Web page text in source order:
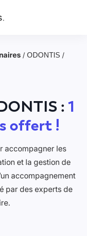
/ ODONTIS /
: 1
offert !
accompagner les
et la gestion de
accompagnement
par des experts de